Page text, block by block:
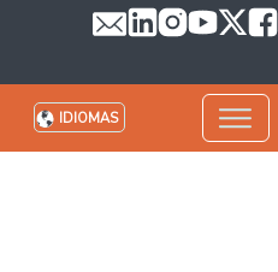
IDIOMAS